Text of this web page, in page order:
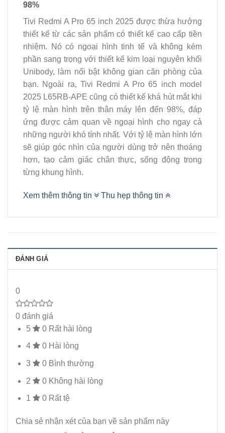
98%
Tivi Redmi A Pro 65 inch 2025 được thừa hưởng
thiết kế từ các sản phẩm có thiết kế cao cấp tiền
nhiệm. Nó có ngoại hình tinh tế và không kém
phần sang trọng với thiết kế kim loại nguyên khối
Unibody, làm nổi bật không gian căn phòng của
bạn. Ngoài ra, Tivi Redmi A Pro 65 inch model
2025 L65RB-APE cũng có thiết kế khá hút mắt khi
tỷ lệ màn hình trên thân máy lên đến 98%, đáp
ứng được cảm quan về ngoại hình cho ngay cả
những người khó tính nhất. Với tỷ lệ màn hình lớn
sẽ giúp góc nhìn của người dùng trở nên thoáng
hơn, tạo cảm giác chân thực, sống động trong
từng khung hình.
Xem thêm thông tin Thu hẹp thông tin
ĐÁNH GIÁ
0
0 đánh giá
5
0 Rất hài lòng
4 0 Hài lòng
3 0 Bình thường
2 0 Không hài lòng
1 0 Rất tệ
Chia sẻ nhận xét của bạn về sản phẩm này